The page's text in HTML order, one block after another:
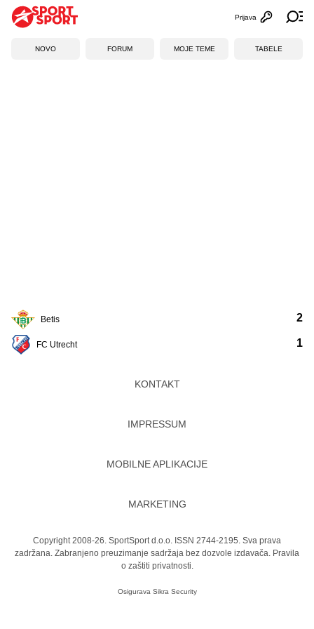
Otvori
Prijava
NOVO FORUM MOJE TEME TABELE
Betis
FC Utrecht
2
1
KONTAKT
IMPRESSUM
MOBILNE APLIKACIJE
MARKETING
Copyright 2008-26. SportSport d.o.o. ISSN 2744-2195. Sva prava
zadržana. Zabranjeno preuzimanje sadržaja bez dozvole izdavača. Pravila
o zaštiti privatnosti.
Osigurava Sikra Security